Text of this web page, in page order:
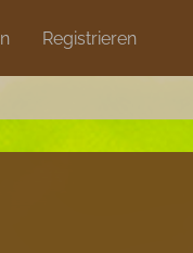
Registrieren
Artikel Blog